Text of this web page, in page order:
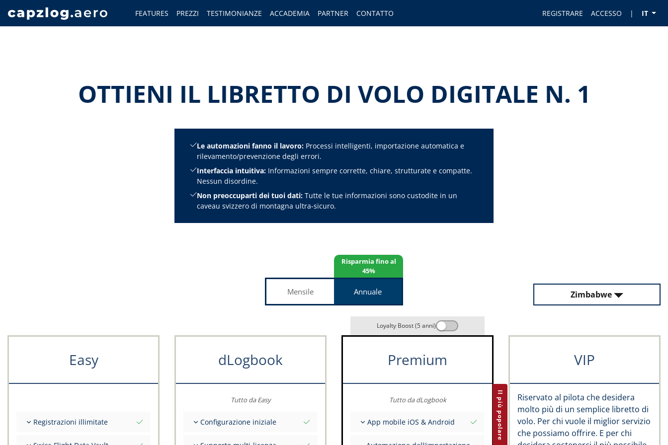
FEATURES PREZZI TESTIMONIANZE ACCADEMIA PARTNER CONTATTO REGISTRARE ACCESSO | IT
OTTIENI IL LIBRETTO DI VOLO DIGITALE N. 1
Le automazioni fanno il lavoro: Processi intelligenti, importazione automatica e
rilevamento/prevenzione degli errori.
Interfaccia intuitiva: Informazioni sempre corrette, chiare, strutturate e compatte.
Nessun disordine.
Non preoccuparti dei tuoi dati: Tutte le tue informazioni sono custodite in un
caveau svizzero di montagna ultra-sicuro.
Risparmia fino al
45%
Mensile Annuale Zimbabwe
Easy
Registrazioni illimitate
dLogbook
Tutto da Easy
Configurazione iniziale Il più popolare
Loyalty Boost (5 anni)
Premium
Tutto da dLogbook
App mobile iOS & Android
VIP
Riservato al pilota che desidera
molto più di un semplice libretto di
volo. Per chi vuole il miglior servizio
che possiamo offrire. E per chi